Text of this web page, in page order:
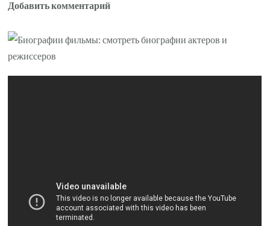
Добавить комментарийк
Фрагменты
и
режиссеров